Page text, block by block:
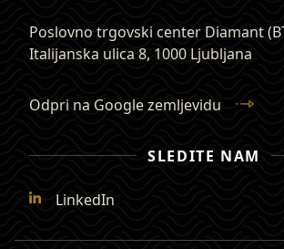
Poslovno trgovski center Diamant
Italijanska ulica 8, 1000 Ljubljana
Odpri na Google zemljevidu
SLEDITE NAM
LinkedIn